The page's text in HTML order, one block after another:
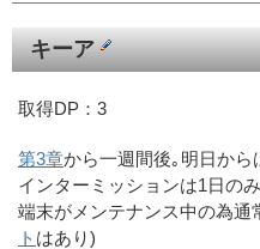
キーア
取得DP：3
第3章から一週間後｡明日から
インターミッションは1日の
端末がメンテナンス中の為通
ト はあり)